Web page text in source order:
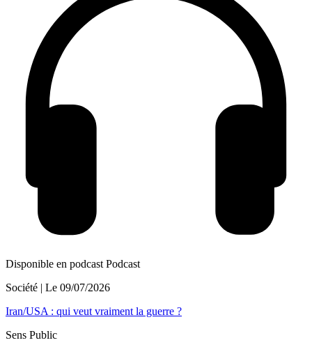
Disponible en podcast Podcast
Société | Le 09/07/2026
Iran/USA : qui veut vraiment la guerre ?
Sens Public